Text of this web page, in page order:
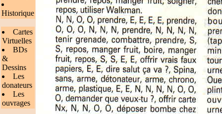
Historique
Cartes
Virtuelles
BDs
&
Dessins
Les
donateurs
Les
ouvrages